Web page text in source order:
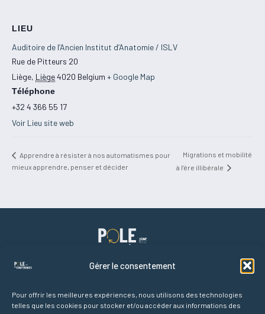
Gérer le consentement
Pour offrir les meilleures expériences, nous utilisons des technologies
telles que les cookies pour stocker et/ou accéder aux informations des
LIEU
Auditoire de l’Ancien Institut d’Anatomie / ISLV
Rue de Pitteurs 20
Liège, Liège4020 Belgium + Google Map
Téléphone
+32 4 366 55 17
Voir Lieu site web
Apprendre à résister à nos automatismes pour
mieux apprendre, penser et décider
Migrations et mobilité
à l’ère illibérale
Liens rapides